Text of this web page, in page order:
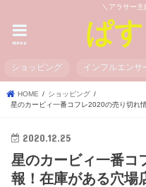
＼アラサー主
ぱ
menu
ショッピング インフルエンサ
HOME
ショッピング
星のカービィ一番コフレ2020の売り切れ
2020.12.25
星のカービィ一番コ
報！在庫がある穴場